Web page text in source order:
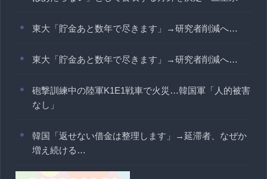
東大「貯金あと数年で尽きます」→研究者削減へ…
東大「貯金あと数年で尽きます」→研究者削減へ…
砲撃訓練中の陸軍K1E1戦車で火災…韓国軍「人的被害
なし」
韓国「返せない借金は整理します」→延滞者、なぜか
増え続ける…